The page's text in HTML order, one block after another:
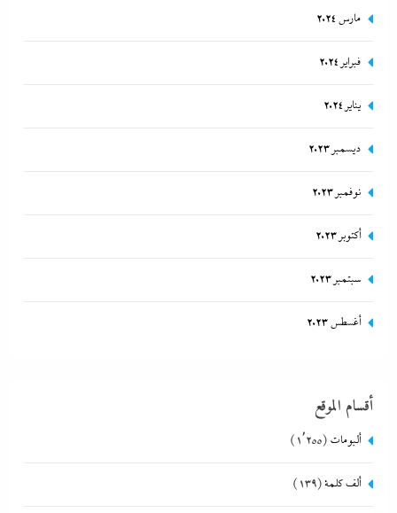
مارس 2024
فبراير 2024
يناير 2024
ديسمبر 2023
نوفمبر 2023
أكتوبر 2023
سبتمبر 2023
أغسطس 2023
أقسام الموقع
ألبومات (1٬255)
ألف كلمة(139)